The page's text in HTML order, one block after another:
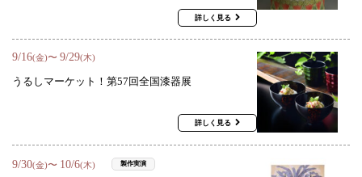
詳しく見る
9/16(金)〜 9/29(木)
うるしマーケット！第57回全国漆器展
詳しく見る
9/30(金)〜 10/6(木) 製作実演